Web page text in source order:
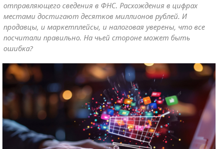
отправляющего сведения в ФНС. Расхождения в цифрах
местами достигают десятков миллионов рублей. И
продавцы, и маркетплейсы, и налоговая уверены, что все
посчитали правильно. На чьей стороне может быть
ошибка?